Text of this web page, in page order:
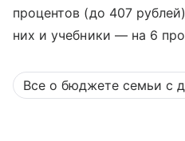
процентов (до 407
них и учебники — на 6
Все о бюджете семьи с